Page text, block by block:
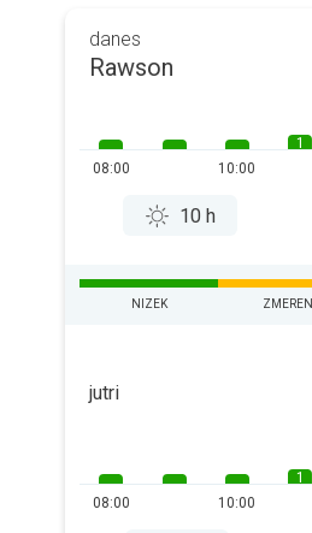
danes
Rawson
08:00 10:00
1
10 h
NIZEK ZMEREN
jutri
08:00 10:00
1